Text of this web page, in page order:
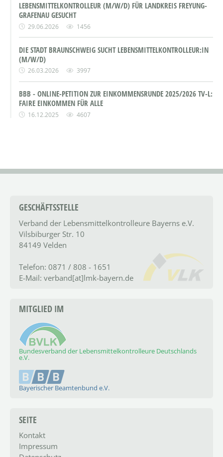
LEBENSMITTELKONTROLLEUR (M/W/D) FÜR LANDKREIS FREYUNG-
GRAFENAU GESUCHT
29.06.2026 1456
DIE STADT BRAUNSCHWEIG SUCHT LEBENSMITTELKONTROLLEUR:IN
(M/W/D)
26.03.2026 3997
BBB - ONLINE-PETITION ZUR EINKOMMENSRUNDE 2025/2026 TV-L:
FAIRE EINKOMMEN FÜR ALLE
16.12.2025 4607
GESCHÄFTSSTELLE
Verband der Lebensmittel­kontrolleure Bayerns e.V.
Vilsbiburger Str. 10
84149 Velden
Telefon: 0871 / 808 - 1651
E-Mail: verband[at]lmk-bayern.de
MITGLIED IM
Bundesverband der Lebensmittelkontrolleure Deutschlands
e.V.
Bayerischer Beamtenbund e.V.
SEITE
Kontakt
Impressum